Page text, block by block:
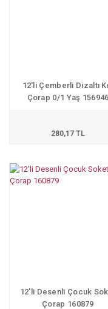
12'li Çemberli Dizaltı
Çorap 0/1 Yaş 156946
280,17 TL
12'li Desenli Çocuk
Çorap 160879